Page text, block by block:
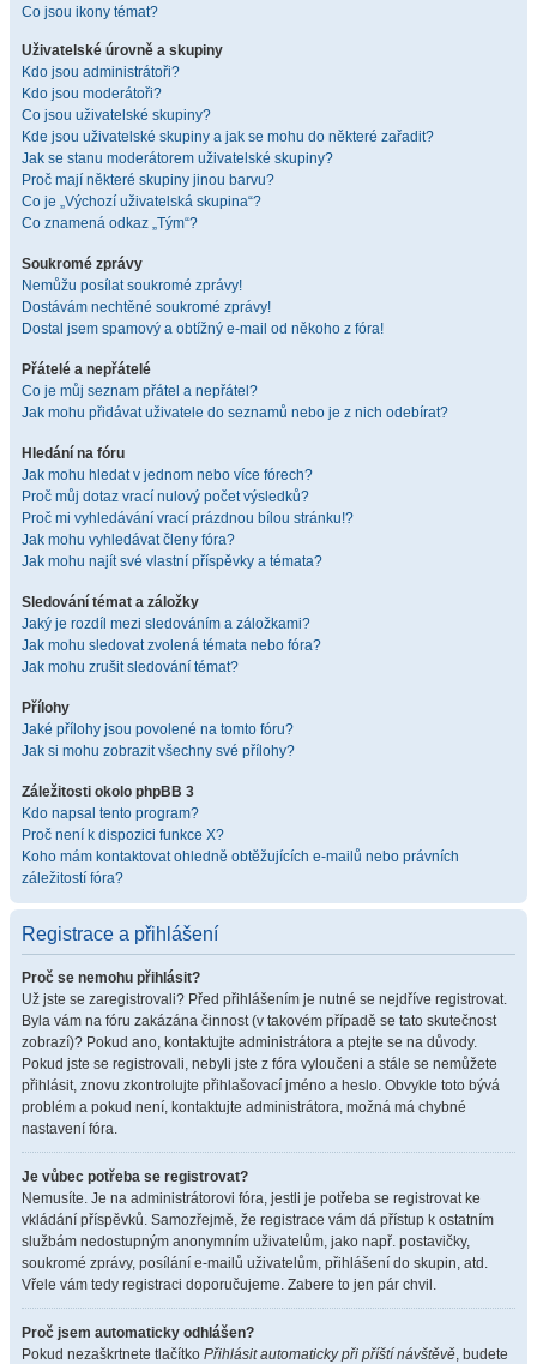
Co jsou ikony témat?
Uživatelské úrovně a skupiny
Kdo jsou administrátoři?
Kdo jsou moderátoři?
Co jsou uživatelské skupiny?
Kde jsou uživatelské skupiny a jak se mohu do některé zařadit?
Jak se stanu moderátorem uživatelské skupiny?
Proč mají některé skupiny jinou barvu?
Co je „Výchozí uživatelská skupina“?
Co znamená odkaz „Tým“?
Soukromé zprávy
Nemůžu posílat soukromé zprávy!
Dostávám nechtěné soukromé zprávy!
Dostal jsem spamový a obtížný e-mail od někoho z fóra!
Přátelé a nepřátelé
Co je můj seznam přátel a nepřátel?
Jak mohu přidávat uživatele do seznamů nebo je z nich odebírat?
Hledání na fóru
Jak mohu hledat v jednom nebo více fórech?
Proč můj dotaz vrací nulový počet výsledků?
Proč mi vyhledávání vrací prázdnou bílou stránku!?
Jak mohu vyhledávat členy fóra?
Jak mohu najít své vlastní příspěvky a témata?
Sledování témat a záložky
Jaký je rozdíl mezi sledováním a záložkami?
Jak mohu sledovat zvolená témata nebo fóra?
Jak mohu zrušit sledování témat?
Přílohy
Jaké přílohy jsou povolené na tomto fóru?
Jak si mohu zobrazit všechny své přílohy?
Záležitosti okolo phpBB 3
Kdo napsal tento program?
Proč není k dispozici funkce X?
Koho mám kontaktovat ohledně obtěžujících e-mailů nebo právních
záležitostí fóra?
Registrace a přihlášení
Proč se nemohu přihlásit?
Už jste se zaregistrovali? Před přihlášením je nutné se nejdříve registrovat.
Byla vám na fóru zakázána činnost (v takovém případě se tato skutečnost
zobrazí)? Pokud ano, kontaktujte administrátora a ptejte se na důvody.
Pokud jste se registrovali, nebyli jste z fóra vyloučeni a stále se nemůžete
přihlásit, znovu zkontrolujte přihlašovací jméno a heslo. Obvykle toto bývá
problém a pokud není, kontaktujte administrátora, možná má chybné
nastavení fóra.
Je vůbec potřeba se registrovat?
Nemusíte. Je na administrátorovi fóra, jestli je potřeba se registrovat ke
vkládání příspěvků. Samozřejmě, že registrace vám dá přístup k ostatním
službám nedostupným anonymním uživatelům, jako např. postavičky,
soukromé zprávy, posílání e-mailů uživatelům, přihlášení do skupin, atd.
Vřele vám tedy registraci doporučujeme. Zabere to jen pár chvil.
Proč jsem automaticky odhlášen?
Pokud nezaškrtnete tlačítko Přihlásit automaticky při příští návštěvě, budete